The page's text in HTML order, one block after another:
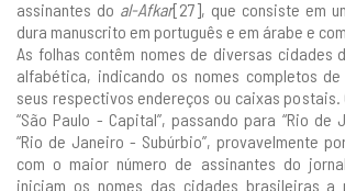
assinantes do al-Afkar[27], que consiste em
dura manuscrito em português e em árabe e
As folhas contêm nomes de diversas cidades
alfabética, indicando os nomes completos
seus respectivos endereços ou caixas
“São Paulo - Capital”, passando para “Rio de
“Rio de Janeiro - Subúrbio”, provavelmente
com o maior número de assinantes do
iniciam os nomes das cidades brasileiras a